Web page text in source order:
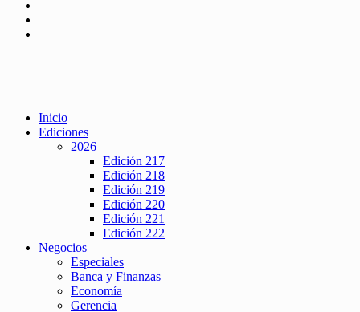
Inicio
Ediciones
2026
Edición 217
Edición 218
Edición 219
Edición 220
Edición 221
Edición 222
Negocios
Especiales
Banca y Finanzas
Economía
Gerencia